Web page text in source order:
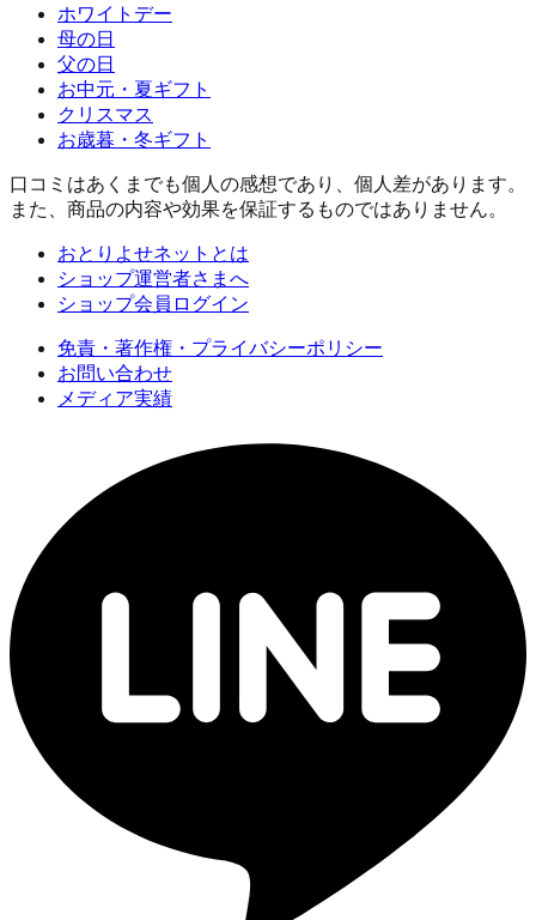
ホワイトデー
母の日
父の日
お中元・夏ギフト
クリスマス
お歳暮・冬ギフト
口コミはあくまでも個人の感想であり、個人差があります。
また、商品の内容や効果を保証するものではありません。
おとりよせネットとは
ショップ運営者さまへ
ショップ会員ログイン
免責・著作権・プライバシーポリシー
お問い合わせ
メディア実績